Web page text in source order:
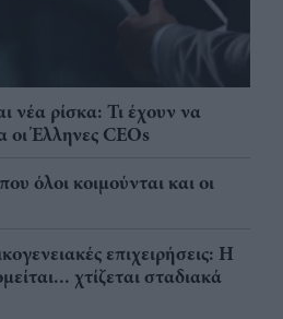
νέα ρίσκα: Τι έχουν να
οι Έλληνες CEOs
όλοι κοιμούνται και οι
επιχειρήσεις: Η
χτίζεται σταδιακά